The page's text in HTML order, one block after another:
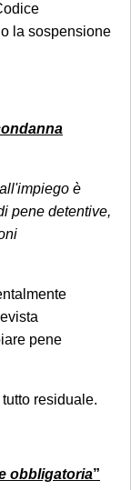
la sospensione
è
pene detentive,
pene
residuale.
obbligatoria”